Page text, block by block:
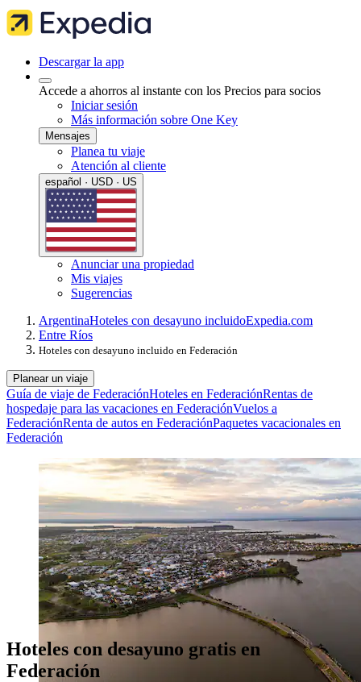
Descargar la app
Accede a ahorros al instante con los Precios para socios
Iniciar sesión
Más información sobre One Key
Mensajes
Planea tu viaje
Atención al cliente
español · USD · US
Anunciar una propiedad
Mis viajes
Sugerencias
ArgentinaHoteles con desayuno incluidoExpedia.com
Entre Ríos
Hoteles con desayuno incluido en Federación
Planear un viaje
Guía de viaje de FederaciónHoteles en FederaciónRentas de
hospedaje para las vacaciones en FederaciónVuelos a
FederaciónRenta de autos en FederaciónPaquetes vacacionales en
Federación
Hoteles con desayuno gratis en
Federación